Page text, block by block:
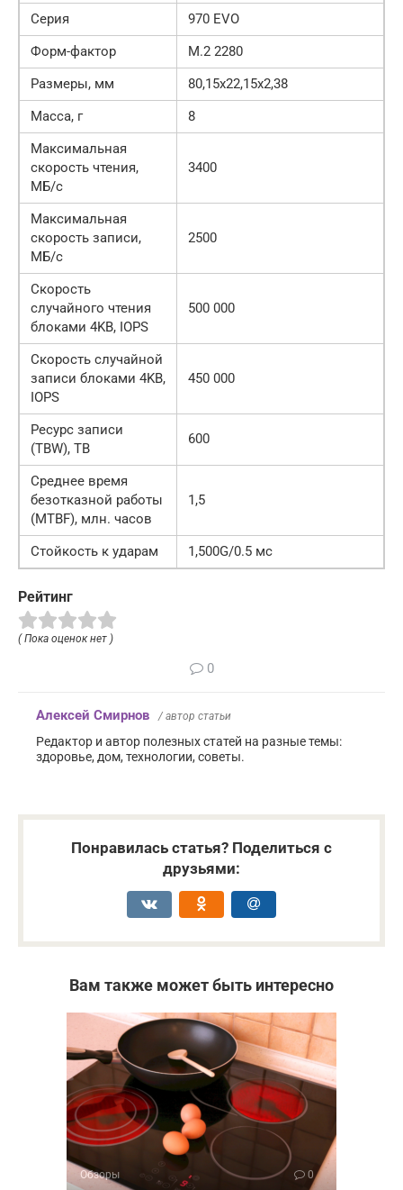
Серия
970 EVO
Форм-фактор
M.2 2280
Размеры, мм
80,15х22,15х2,38
Масса, г
8
Максимальная
скорость чтения,
МБ/с
3400
Максимальная
скорость записи,
МБ/с
2500
Скорость
случайного чтения
блоками 4KB, IOPS
500 000
Скорость случайной
записи блоками 4KB,
IOPS
450 000
Ресурс записи
(TBW), TB
600
Среднее время
безотказной работы
(MTBF), млн. часов
1,5
Стойкость к ударам 1,500G/0.5 мс
Рейтинг
( Пока оценок нет )
0
Алексей Смирнов / автор статьи
Редактор и автор полезных статей на разные темы:
здоровье, дом, технологии, советы.
Понравилась статья? Поделиться с
друзьями:
Вам также может быть интересно
Обзоры 0